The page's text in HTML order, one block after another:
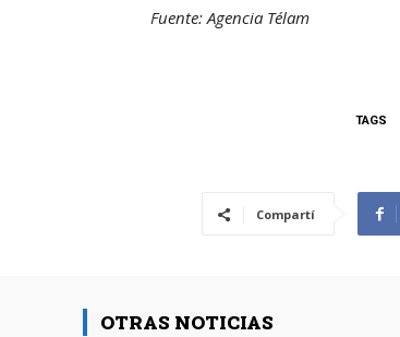
Fuente: Agencia Télam
TAGS
Compartí
OTRAS NOTICIAS